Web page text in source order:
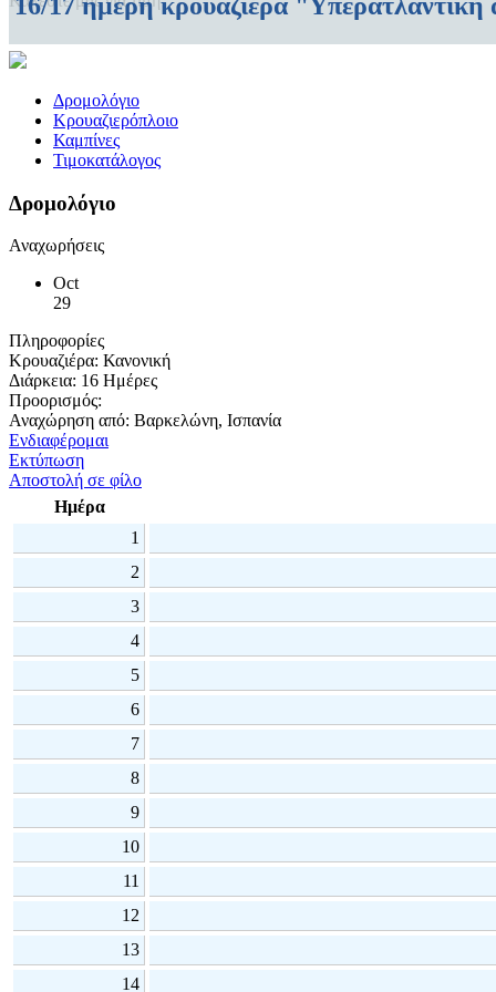
Δρομολόγιο
Κρουαζιερόπλοιο
Καμπίνες
Τιμοκατάλογος
Δρομολόγιο
Αναχωρήσεις
Oct
29
Πληροφορίες
Κρουαζιέρα: Κανονική
Διάρκεια: 16 Ημέρες
Προορισμός:
Αναχώρηση από: Βαρκελώνη, Ισπανία
Ενδιαφέρομαι
Εκτύπωση
Αποστολή σε φίλο
Ημέρα
1
2
3
4
5
6
7
8
9
10
11
12
13
14